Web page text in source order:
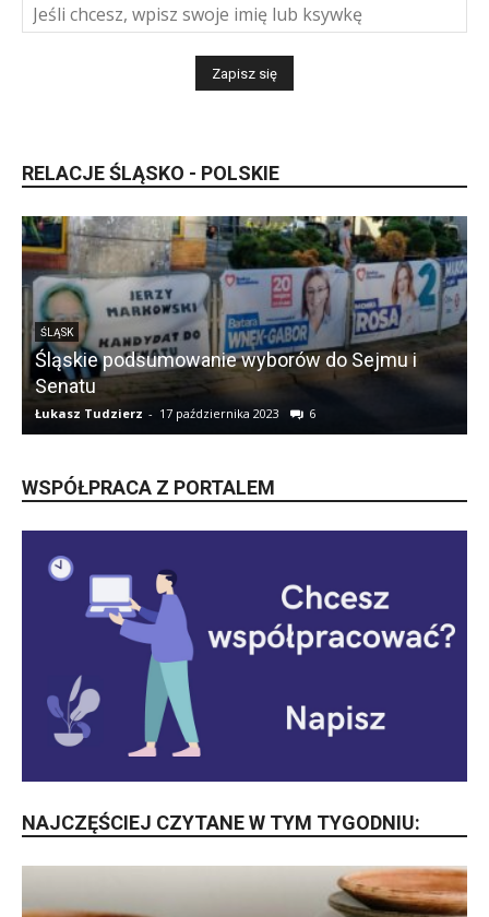
RELACJE ŚLĄSKO - POLSKIE
NEWSY
Żegnamy Wiktora Skworca – arcybiskupa
skompromitowanego i antyśląskiego
Łukasz Tudzierz - 29 maja 2023 37
WSPÓŁPRACA Z PORTALEM
NAJCZĘŚCIEJ CZYTANE W TYM TYGODNIU: